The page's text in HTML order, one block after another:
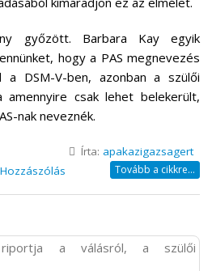
győzött. Barbara Kay egyik
hogy a PAS megnevezés
DSM-V-ben, azonban a szülői
amennyire csak lehet belekerült,
nak neveznék.
Írta: apakazigazsagert
Tovább a cikkre...